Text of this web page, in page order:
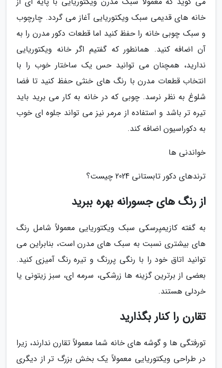
خانه های قدیمی سبک ویکتوریایی آغاز می گردد. چارچوب
و سبک چوبی خانه را حفظ کنید اما قطعات دکور مدرن را به
آن اضافه کنید. همانطور که گفتیم اگر خانه ویکتوریایی
ندارید، همچنان می توانید حس یک ساختار خوب را با
انتخاب قطعات مدرن با رنگ های خنثی حفظ کنید تا فضا
شلوغ به نظر نرسد. چوبی که در خانه به کار می برید باید
تیره تر باشد و استفاده از مرمر نیز می تواند جلوه ای خوب
به دکوراسیون اضافه کند.
خواندنی ها
ترندهای دکور تابستانی 2024 چیست؟
از رنگ های جسورانه بهره ببرید
به گفته کازیمیِرسکی سبک ویکتوریایی معمولاً شامل رنگ
های بیشتری نسبت به سبک های مدرن است، بنابراین می
توانید اتاق خود را با رنگی پررنگ و تیره رنگ آمیزی کنید.
بعضی از برترین گزینه ها زرشکی، سرمه ای، سبز زیتونی یا
خردلی هستند.
تقارن را کنار بگذارید
تورفتگی ها و گوشه های خانه شما معمولاً تقارن ندارند، زیرا
در طراحی ویکتوریایی معمولاً یک بخش بزرگ تر از دیگری